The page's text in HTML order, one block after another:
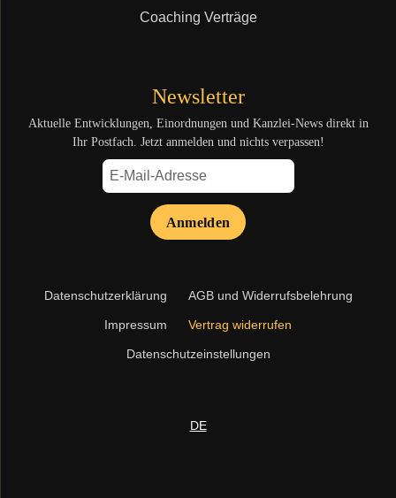
Coaching Verträge
Newsletter
Aktuelle Entwicklungen, Einordnungen und Kanzlei-News direkt in
Ihr Postfach. Jetzt anmelden und nichts verpassen!
Anmelden
Navigation
Datenschutzerklärung AGB und Widerrufsbelehrung
Impressum Vertrag widerrufen
Datenschutzeinstellungen
DE